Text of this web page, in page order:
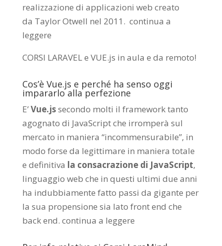
realizzazione di applicazioni web creato
da Taylor Otwell nel 2011. continua a
leggere
CORSI LARAVEL e VUE.js in aula e da remoto!
Cos’è Vue.js e perché ha senso oggi
impararlo alla perfezione
E’Vue.jssecondo molti il framework tanto
agognato di JavaScript che irromperà sul
mercato in maniera “incommensurabile”, in
modo forse da legittimare in maniera totale
e definitiva la consacrazione di JavaScript,
linguaggio web che in questi ultimi due anni
ha indubbiamente fatto passi da gigante per
la sua propensione sia lato front end che
back end. continua a leggere